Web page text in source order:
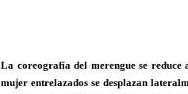
La coreografía del merengue se
mujer entrelazados se desplazan